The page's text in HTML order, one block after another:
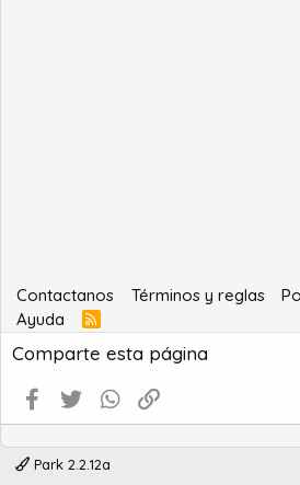
Contactanos Términos y reglas
Ayuda
R
S
S
Comparte esta página
Facebook
Twitter WhatsApp
Park 2.2.12a